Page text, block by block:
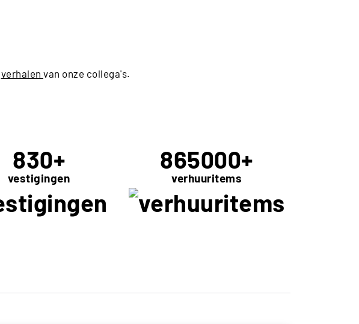
verhalen van onze collega's.
830+
vestigingen
865000+
verhuuritems